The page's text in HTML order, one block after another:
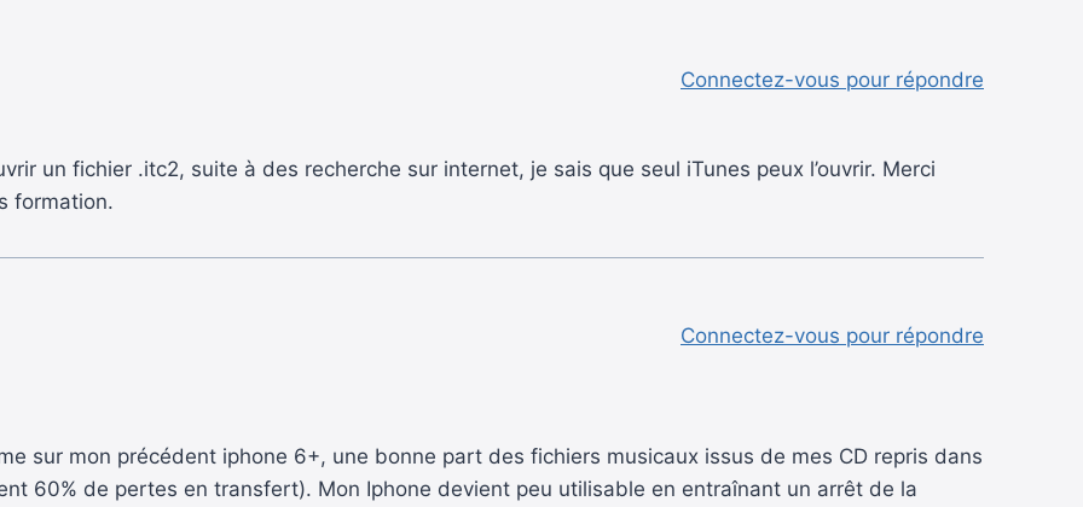
un fichier .itc2, suite à des recherche sur internet, je sais que seul iTunes peux l’ouvrir. Merci
formation.
Connectez-vous pour répondre
sur mon précédent iphone 6+, une bonne part des fichiers musicaux issus de mes CD repris dans
60% de pertes en transfert). Mon Iphone devient peu utilisable en entraînant un arrêt de la
Connectez-vous pour répondre